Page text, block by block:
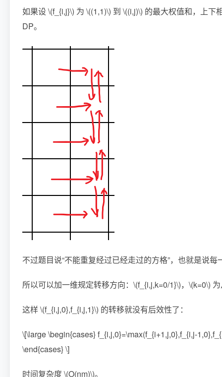
如果设\(f_{i,j}\) 为 \((1,1)\) 到 \((i,j)\) 的最大权值和，上下
DP。
不过题目说“不能重复经过已经走过的方格”，也就是说
所以可以加一维规定转移方向： \(f_{i,j,k=0/1}\)， \(k=0\)
这样\(f_{i,j,0},f_{i,j,1}\) 的转移就没有后效性了：
\[\large \begin{cases} f_{i,j,0}=\max(f_{i+1,j,0},f_{i,j-
\end{cases} \]
时间复杂度\(O(nm)\)。